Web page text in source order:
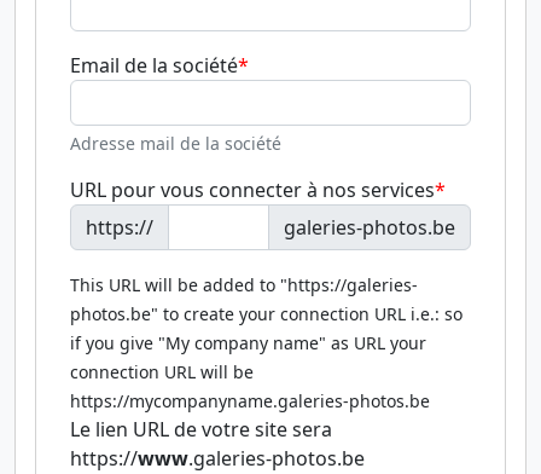
Email de la société
Adresse mail de la société
URL pour vous connecter à nos services
https://
galeries-photos.be
This URL will be added to "https://galeries-
photos.be" to create your connection URL i.e.: so
if you give "My company name" as URL your
connection URL will be
https://mycompanyname.galeries-photos.be
Le lien URL de votre site sera
https://www.galeries-photos.be